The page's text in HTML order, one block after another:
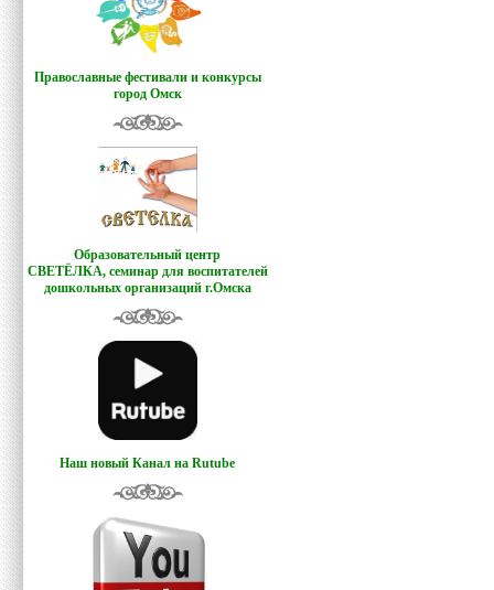
Православные фестивали и конкурсы
город Омск
Образовательный центр
СВЕТЁЛКА, семинар для воспитателей
дошкольных организаций г.Омска
Наш новый Канал на Rutube